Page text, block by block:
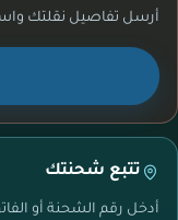
أرسل تفاصيل نقلتك
تتبع شحنتك
أدخل رقم الشحنة أو